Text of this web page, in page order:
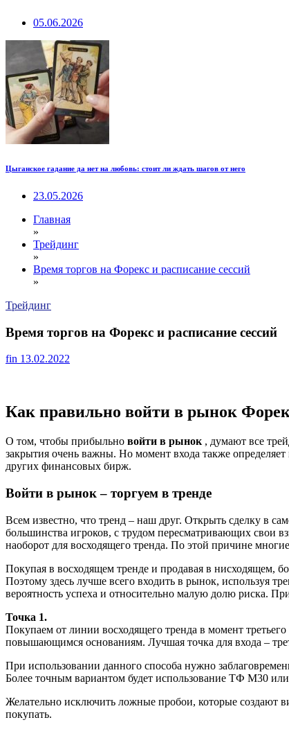
05.06.2026
Цыганское гадание да нет на любовь: стоит ли ждать шагов от него
23.05.2026
Главная
»
Трейдинг
»
Время торгов на Форекс и расписание сессий
»
Трейдинг
Время торгов на Форекс и расписание сессий
fin 13.02.2022
Как правильно войти в рынок
О том, чтобы прибыльно войти в рынок , думают все
закрытия очень важны. Но момент входа также
других финансовых бирж.
Войти в рынок – торгуем в тренде
Всем известно, что тренд – наш друг. Открыть сделку в
большинства игроков, с трудом пересматривающих свои
наоборот для восходящего тренда. По этой причине
Покупая в восходящем тренде и продавая в нисходящем,
Поэтому здесь лучше всего входить в рынок, используя
вероятность успеха и относительно малую долю риска.
Точка 1.
Покупаем от линии восходящего тренда в момент
повышающимся основаниям. Лучшая точка для входа –
При использовании данного способа нужно
Более точным вариантом будет использование ТФ М30
Желательно исключить ложные пробои, которые создают
покупать.